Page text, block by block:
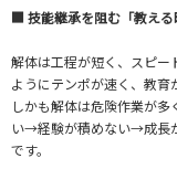
■ 技能継承を阻む「教え
解体は工程が短く、スピー
ようにテンポが速く、教育
しかも解体は危険作業が
い→経験が積めない→成長
です。